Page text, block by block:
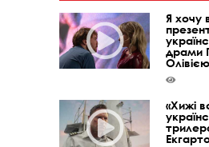
Я хочу
драми
«Хижі